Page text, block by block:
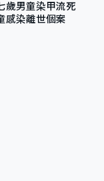
歲男童染甲流死
染離世個案